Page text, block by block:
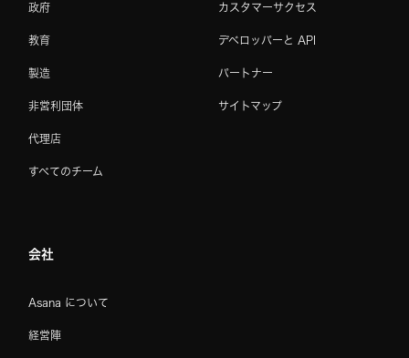
政府
教育
製造
非営利団体
代理店
すべてのチーム
カスタマーサクセス
デベロッパーと API
パートナー
サイトマップ
会社
Asana について
経営陣